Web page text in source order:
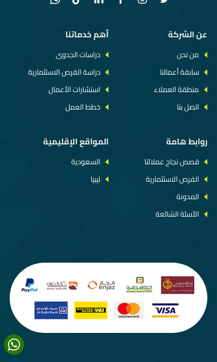
عن الشركة
من نحن
سابقة أعمالنا
منطقة العملاء
اتصل بنا
أهم خدماتنا
دراسات الجدوى
دراسة الفرص الاستثمارية
استشارات الأعمال
خطط العمل
روابط هامة
قصص نجاح عملائنا
الفرص الاستثمارية
المدونة
الأسئة الشائعة
المواقع الإقليمية
السعودية
ليبيا